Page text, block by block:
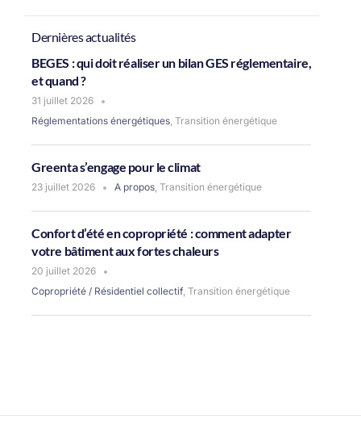
Dernières actualités
BEGES : qui doit réaliser un bilan GES réglementaire,
et quand ?
31 juillet 2026
Réglementations énergétiques,Transition énergétique
Greenta s’engage pour le climat
23 juillet 2026 A propos,Transition énergétique
Confort d’été en copropriété : comment adapter
votre bâtiment aux fortes chaleurs
20 juillet 2026
Copropriété / Résidentiel collectif,Transition énergétique